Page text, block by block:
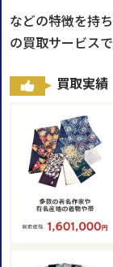
などの特徴を持
の買取サービスで
買取実績